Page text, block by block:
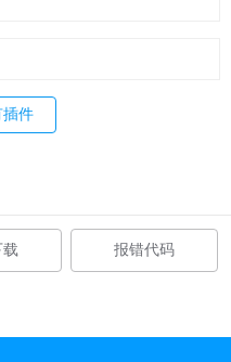
插件
载 报错代码